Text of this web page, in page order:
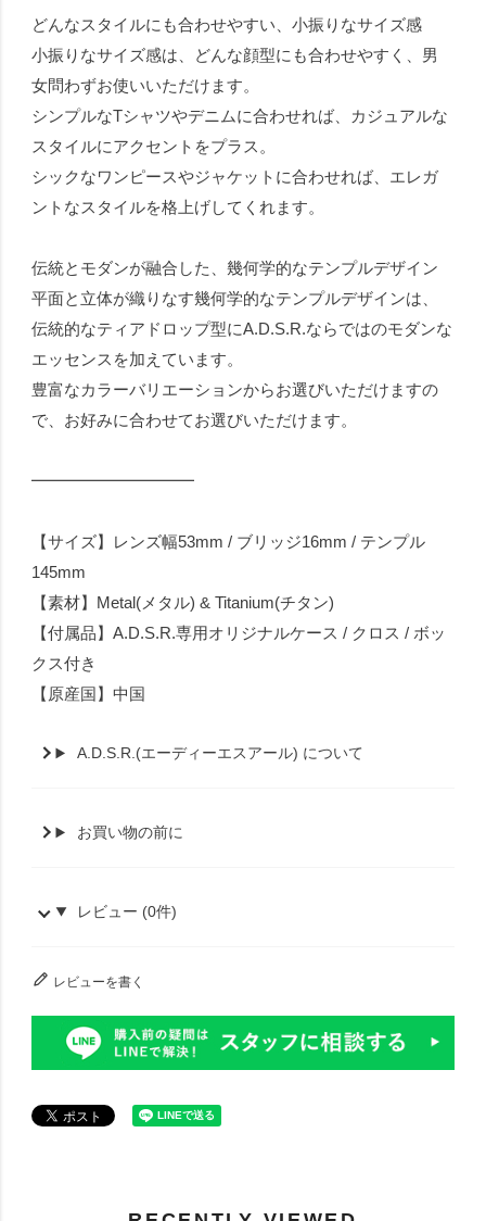
どんなスタイルにも合わせやすい、小振りなサイズ感
小振りなサイズ感は、どんな顔型にも合わせやすく、男
女問わずお使いいただけます。
シンプルなTシャツやデニムに合わせれば、カジュアルな
スタイルにアクセントをプラス。
シックなワンピースやジャケットに合わせれば、エレガ
ントなスタイルを格上げしてくれます。
伝統とモダンが融合した、幾何学的なテンプルデザイン
平面と立体が織りなす幾何学的なテンプルデザインは、
伝統的なティアドロップ型にA.D.S.R.ならではのモダンな
エッセンスを加えています。
豊富なカラーバリエーションからお選びいただけますの
で、お好みに合わせてお選びいただけます。
━━━━━━━━━━
【サイズ】レンズ幅53mm / ブリッジ16mm / テンプル
145mm
【素材】Metal(メタル) & Titanium(チタン)
【付属品】A.D.S.R.専用オリジナルケース / クロス / ボッ
クス付き
【原産国】中国
A.D.S.R.(エーディーエスアール) について
お買い物の前に
レビュー (0件)
レビューを書く